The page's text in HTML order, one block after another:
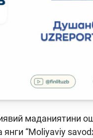
маданиятини
янги “Moliyaviy